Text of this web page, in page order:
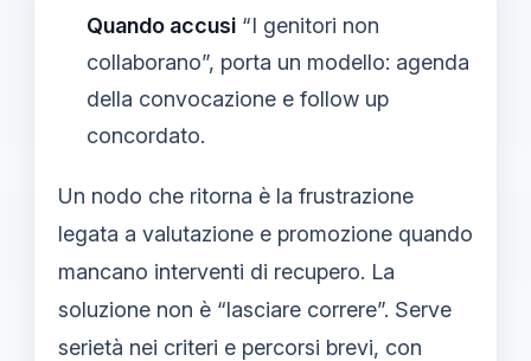
Quando accusi “I genitori non
collaborano”, porta un modello: agenda
della convocazione e follow up
concordato.
Un nodo che ritorna è la frustrazione
legata a valutazione e promozione quando
mancano interventi di recupero. La
soluzione non è “lasciare correre”. Serve
serietà nei criteri e percorsi brevi, con